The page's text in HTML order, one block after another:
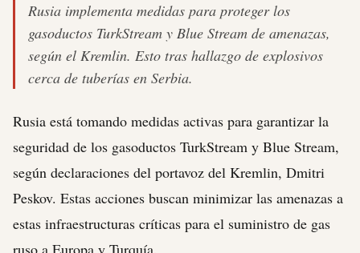
Rusia implementa medidas para proteger los
gasoductos TurkStream y Blue Stream de amenazas,
según el Kremlin. Esto tras hallazgo de explosivos
cerca de tuberías en Serbia.
Rusia está tomando medidas activas para garantizar la
seguridad de los gasoductos TurkStream y Blue Stream,
según declaraciones del portavoz del Kremlin, Dmitri
Peskov. Estas acciones buscan minimizar las amenazas a
estas infraestructuras críticas para el suministro de gas
ruso a Europa y Turquía.